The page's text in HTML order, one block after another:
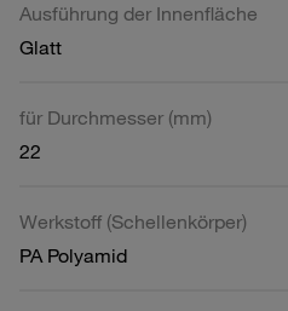
Ausführung der Innenfläche
Glatt
für Durchmesser (mm)
22
Werkstoff (Schellenkörper)
PA Polyamid